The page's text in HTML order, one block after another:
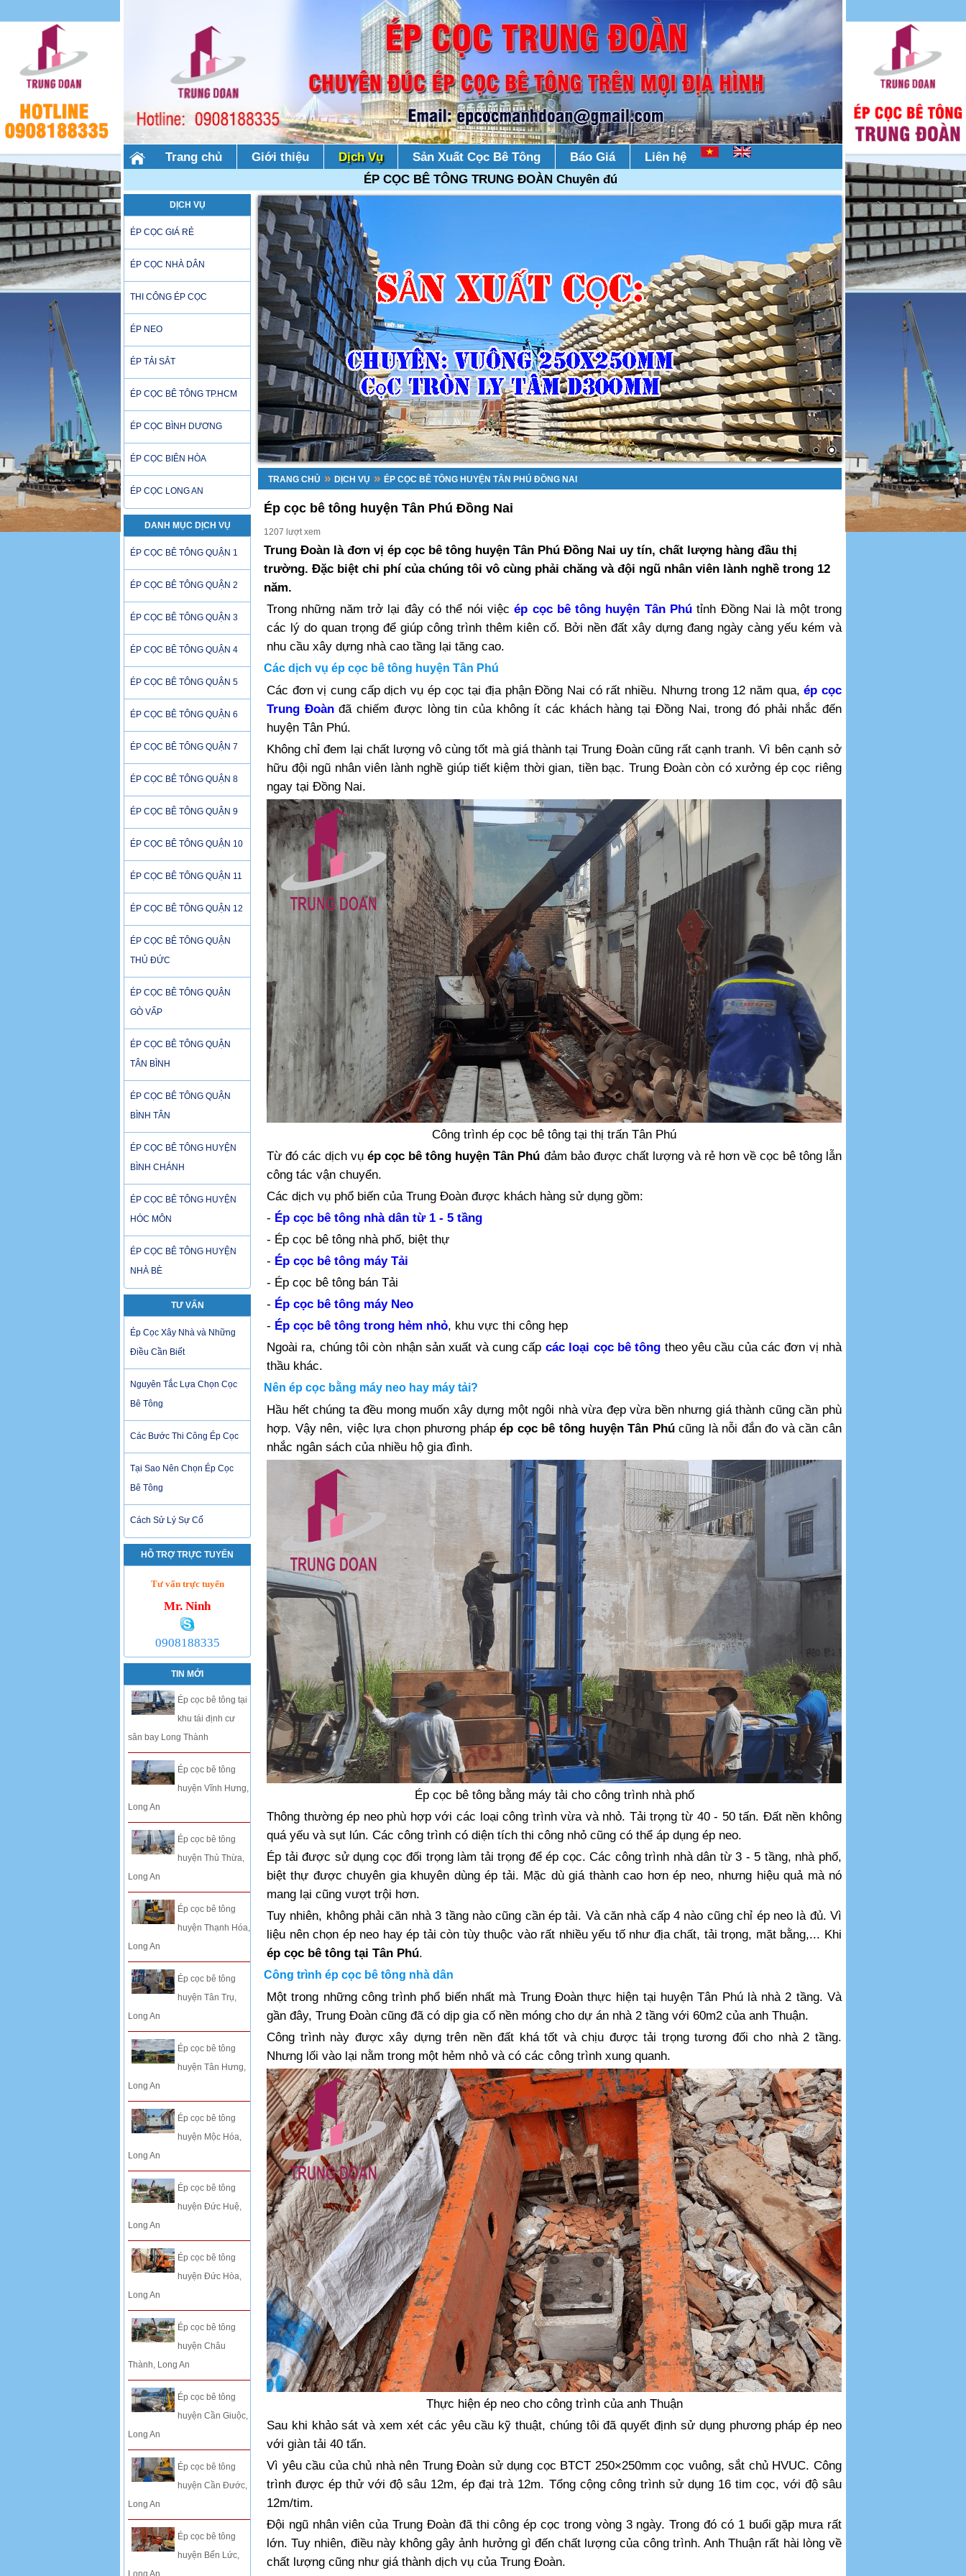
Trang chủ Giới thiệu Dịch Vụ Sản Xuất Cọc Bê Tông Báo Giá
Liên hệ
ÉP CỌC BÊ TÔNG TRUNG ĐOÀN Chuyên đúc ép cọc bê tông trên mọi địa hình, nhà dân, nhà phố, hẻm nhỏ.
DỊCH VỤ
ÉP CỌC GIÁ RẺ
ÉP CỌC NHÀ DÂN
THI CÔNG ÉP CỌC
ÉP NEO
ÉP TẢI SẮT
ÉP CỌC BÊ TÔNG TP.HCM
ÉP CỌC BÌNH DƯƠNG
ÉP CỌC BIÊN HÒA
ÉP CỌC LONG AN
DANH MỤC DỊCH VỤ
ÉP CỌC BÊ TÔNG QUẬN 1
ÉP CỌC BÊ TÔNG QUẬN 2
ÉP CỌC BÊ TÔNG QUẬN 3
ÉP CỌC BÊ TÔNG QUẬN 4
ÉP CỌC BÊ TÔNG QUẬN 5
ÉP CỌC BÊ TÔNG QUẬN 6
ÉP CỌC BÊ TÔNG QUẬN 7
ÉP CỌC BÊ TÔNG QUẬN 8
ÉP CỌC BÊ TÔNG QUẬN 9
ÉP CỌC BÊ TÔNG QUẬN 10
ÉP CỌC BÊ TÔNG QUẬN 11
ÉP CỌC BÊ TÔNG QUẬN 12
ÉP CỌC BÊ TÔNG QUẬN
THỦ ĐỨC
ÉP CỌC BÊ TÔNG QUẬN
GÒ VẤP
ÉP CỌC BÊ TÔNG QUẬN
TÂN BÌNH
ÉP CỌC BÊ TÔNG QUẬN
BÌNH TÂN
ÉP CỌC BÊ TÔNG HUYỆN
BÌNH CHÁNH
ÉP CỌC BÊ TÔNG HUYỆN
HÓC MÔN
ÉP CỌC BÊ TÔNG HUYỆN
NHÀ BÈ
TƯ VẤN
Ép Cọc Xây Nhà và Những
Điều Cần Biết
Nguyên Tắc Lựa Chọn Cọc
Bê Tông
Các Bước Thi Công Ép Cọc
Tại Sao Nên Chọn Ép Cọc
Bê Tông
Cách Sử Lý Sự Cố
HỖ TRỢ TRỰC TUYẾN
Tư vấn trực tuyến
Mr. Ninh
0908188335
TIN MỚI
Ép cọc bê tông tại
khu tái định cư
sân bay Long Thành
Ép cọc bê tông
huyện Vĩnh Hưng,
Long An
Ép cọc bê tông
huyện Thủ Thừa,
Long An
Ép cọc bê tông
huyện Thạnh Hóa,
Long An
Ép cọc bê tông
huyện Tân Trụ,
Long An
Ép cọc bê tông
huyện Tân Hưng,
Long An
Ép cọc bê tông
huyện Mộc Hóa,
Long An
Ép cọc bê tông
huyện Đức Huệ,
Long An
Ép cọc bê tông
huyện Đức Hòa,
Long An
Ép cọc bê tông
huyện Châu
Thành, Long An
Ép cọc bê tông
huyện Cần Giuộc,
Long An
Ép cọc bê tông
huyện Cần Đước,
Long An
Ép cọc bê tông
huyện Bến Lức,
Long An
TRANG CHỦ » DỊCH VỤ » ÉP CỌC BÊ TÔNG HUYỆN TÂN PHÚ ĐỒNG NAI
Ép cọc bê tông huyện Tân Phú Đồng Nai
1207 lượt xem
Trung Đoàn là đơn vị ép cọc bê tông huyện Tân Phú Đồng Nai uy tín, chất lượng hàng đầu thị
trường. Đặc biệt chi phí của chúng tôi vô cùng phải chăng và đội ngũ nhân viên lành nghề trong 12
năm.
Trong những năm trở lại đây có thể nói việcép cọc bê tông huyện Tân Phú tỉnh Đồng Nai là một trong
các lý do quan trọng để giúp công trình thêm kiên cố. Bởi nền đất xây dựng đang ngày càng yếu kém và
nhu cầu xây dựng nhà cao tầng lại tăng cao.
Các dịch vụ ép cọc bê tông huyện Tân Phú
Các đơn vị cung cấp dịch vụ ép cọc tại địa phận Đồng Nai có rất nhiều. Nhưng trong 12 năm qua,ép cọc
Trung Đoànđã chiếm được lòng tin của không ít các khách hàng tại Đồng Nai, trong đó phải nhắc đến
huyện Tân Phú.
Không chỉ đem lại chất lượng vô cùng tốt mà giá thành tại Trung Đoàn cũng rất cạnh tranh. Vì bên cạnh sở
hữu đội ngũ nhân viên lành nghề giúp tiết kiệm thời gian, tiền bạc. Trung Đoàn còn có xưởng ép cọc riêng
ngay tại Đồng Nai.
Công trình ép cọc bê tông tại thị trấn Tân Phú
Từ đó các dịch vụép cọc bê tông huyện Tân Phú đảm bảo được chất lượng và rẻ hơn về cọc bê tông lẫn
công tác vận chuyển.
Các dịch vụ phổ biến của Trung Đoàn được khách hàng sử dụng gồm:
- Ép cọc bê tông nhà dân từ 1 - 5 tầng
- Ép cọc bê tông nhà phố, biệt thự
- Ép cọc bê tông máy Tải
- Ép cọc bê tông bán Tải
- Ép cọc bê tông máy Neo
- Ép cọc bê tông trong hẻm nhỏ, khu vực thi công hẹp
Ngoài ra, chúng tôi còn nhận sản xuất và cung cấp các loại cọc bê tông theo yêu cầu của các đơn vị nhà
thầu khác.
Nên ép cọc bằng máy neo hay máy tải?
Hầu hết chúng ta đều mong muốn xây dựng một ngôi nhà vừa đẹp vừa bền nhưng giá thành cũng cần phù
hợp. Vậy nên, việc lựa chọn phương phápép cọc bê tông huyện Tân Phúcũng là nỗi đắn đo và cần cân
nhắc ngân sách của nhiều hộ gia đình.
Ép cọc bê tông bằng máy tải cho công trình nhà phố
Thông thường ép neo phù hợp với các loại công trình vừa và nhỏ. Tải trọng từ 40 - 50 tấn. Đất nền không
quá yếu và sụt lún. Các công trình có diện tích thi công nhỏ cũng có thể áp dụng ép neo.
Ép tải được sử dụng cọc đối trọng làm tải trọng để ép cọc. Các công trình nhà dân từ 3 - 5 tầng, nhà phố,
biệt thự được chuyên gia khuyên dùng ép tải. Mặc dù giá thành cao hơn ép neo, nhưng hiệu quả mà nó
mang lại cũng vượt trội hơn.
Tuy nhiên, không phải căn nhà 3 tầng nào cũng cần ép tải. Và căn nhà cấp 4 nào cũng chỉ ép neo là đủ. Vì
liệu nên chọn ép neo hay ép tải còn tùy thuộc vào rất nhiều yếu tố như địa chất, tải trọng, mặt bằng,... Khi
ép cọc bê tông tại Tân Phú.
Công trình ép cọc bê tông nhà dân
Một trong những công trình phổ biến nhất mà Trung Đoàn thực hiện tại huyện Tân Phú là nhà 2 tầng. Và
gần đây, Trung Đoàn cũng đã có dịp gia cố nền móng cho dự án nhà 2 tầng với 60m2 của anh Thuận.
Công trình này được xây dựng trên nền đất khá tốt và chịu được tải trọng tương đối cho nhà 2 tầng.
Nhưng lối vào lại nằm trong một hẻm nhỏ và có các công trình xung quanh.
Thực hiện ép neo cho công trình của anh Thuận
Sau khi khảo sát và xem xét các yêu cầu kỹ thuật, chúng tôi đã quyết định sử dụng phương pháp ép neo
với giàn tải 40 tấn.
Vì yêu cầu của chủ nhà nên Trung Đoàn sử dụng cọc BTCT 250×250mm cọc vuông, sắt chủ HVUC. Công
trình được ép thử với độ sâu 12m, ép đại trà 12m. Tổng cộng công trình sử dụng 16 tim cọc, với độ sâu
12m/tim.
Đội ngũ nhân viên của Trung Đoàn đã thi công ép cọc trong vòng 3 ngày. Trong đó có 1 buổi gặp mưa rất
lớn. Tuy nhiên, điều này không gây ảnh hưởng gì đến chất lượng của công trình. Anh Thuận rất hài lòng về
chất lượng cũng như giá thành dịch vụ của Trung Đoàn.